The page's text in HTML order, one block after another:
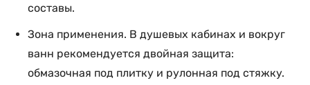
составы.
Зона применения. В душевых кабинах и вокруг
ванн рекомендуется двойная защита:
обмазочная под плитку и рулонная под стяжку.